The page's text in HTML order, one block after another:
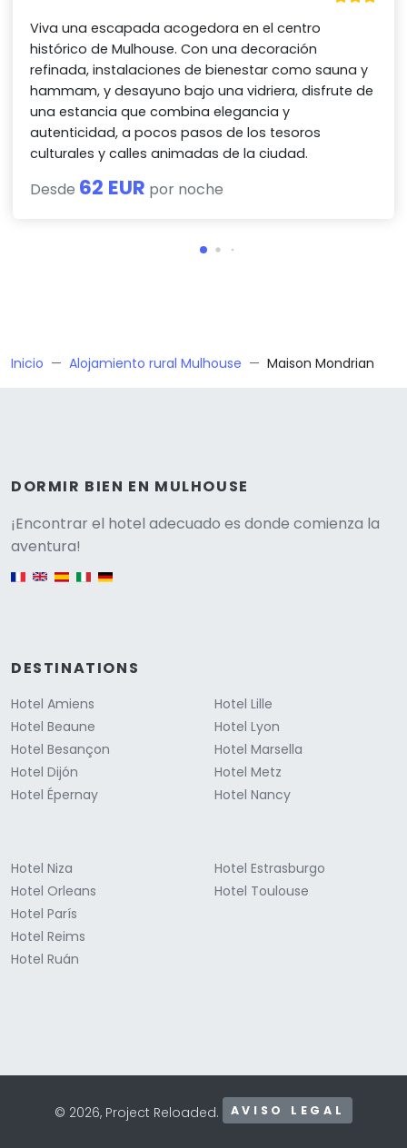
Viva una escapada acogedora en el centro
histórico de Mulhouse. Con una decoración
refinada, instalaciones de bienestar como sauna y
hammam, y desayuno bajo una vidriera, disfrute de
una estancia que combina elegancia y
autenticidad, a pocos pasos de los tesoros
culturales y calles animadas de la ciudad.
Desde 62 EUR por noche
Inicio Alojamiento rural Mulhouse Maison Mondrian
DORMIR BIEN EN MULHOUSE
¡Encontrar el hotel adecuado es donde comienza la
aventura!
DESTINATIONS
Hotel Amiens
Hotel Beaune
Hotel Besançon
Hotel Dijón
Hotel Épernay
Hotel Lille
Hotel Lyon
Hotel Marsella
Hotel Metz
Hotel Nancy
Hotel Niza
Hotel Orleans
Hotel París
Hotel Reims
Hotel Ruán
Hotel Estrasburgo
Hotel Toulouse
© 2026, Project Reloaded. AVISO LEGAL